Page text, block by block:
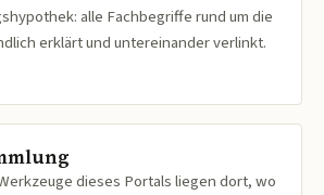
alle Fachbegriffe rund um die
erklärt und untereinander verlinkt.
dieses Portals liegen dort, wo